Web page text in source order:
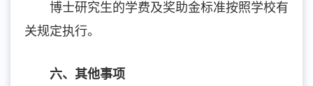
博士研究生的学费及奖助金标准按照学校有
关规定执行。
六、其他事项